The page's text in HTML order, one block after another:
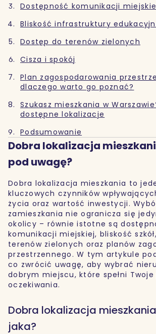
Dostępność komunikacji
Bliskość infrastruktury
Dostęp do terenów zielonych
Cisza i spokój
Plan zagospodarowania
dlaczego warto go poznać?
Szukasz mieszkania w
dostępne lokalizacje
Podsumowanie
Dobra lokalizacja
pod uwagę?
Dobra lokalizacja mieszkania to
kluczowych czynników
życia oraz wartość inwestycji.
zamieszkania nie ogranicza się
okolicy – równie istotne są
komunikacji miejskiej, bliskość
terenów zielonych oraz planów
przestrzennego. W tym artykule
co zwrócić uwagę, aby wybrać
dobrym miejscu, które spełni
oczekiwania.
Dobra lokalizacja
jaka?